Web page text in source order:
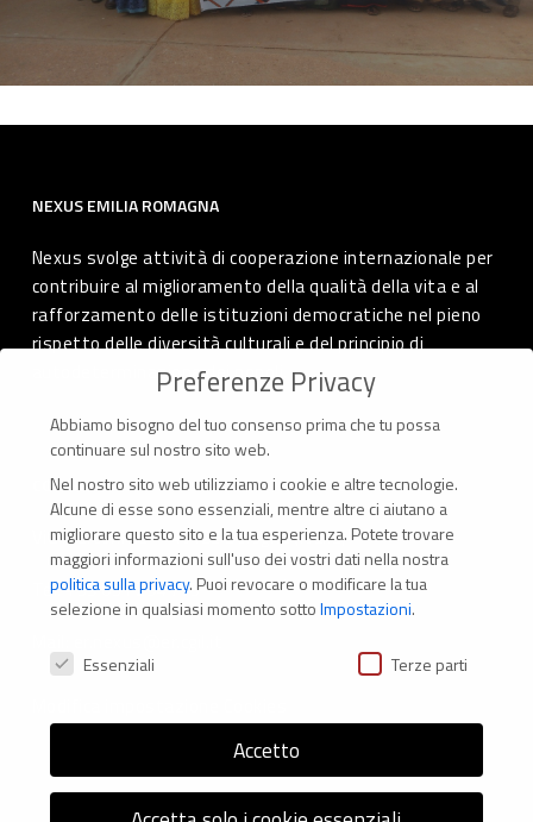
NEXUS EMILIA ROMAGNA
Nexus svolge attività di cooperazione internazionale per
contribuire al miglioramento della qualità della vita e al
rafforzamento delle istituzioni democratiche nel pieno
rispetto delle diversità culturali e del principio di
autodeterminazione dei popoli.
CONTATTI
Via Marconi 69 – 40122 Bologna (Italia)
Tel. +39 051 294 775
Preferenze Privacy
Abbiamo bisogno del tuo consenso prima che tu possa
continuare sul nostro sito web.
Nel nostro sito web utilizziamo i cookie e altre tecnologie.
Alcune di esse sono essenziali, mentre altre ci aiutano a
migliorare questo sito e la tua esperienza. Potete trovare
maggiori informazioni sull'uso dei vostri dati nella nostra
politica sulla privacy. Puoi revocare o modificare la tua
selezione in qualsiasi momento sottoImpostazioni.
Preferenze Privacy
Essenziali Terze parti
Accetto